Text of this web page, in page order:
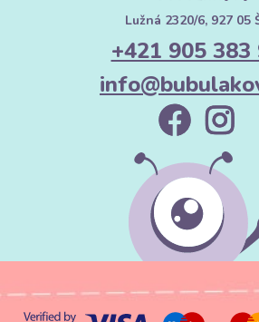
Lužná 2320/6, 927 05
+421 905 383